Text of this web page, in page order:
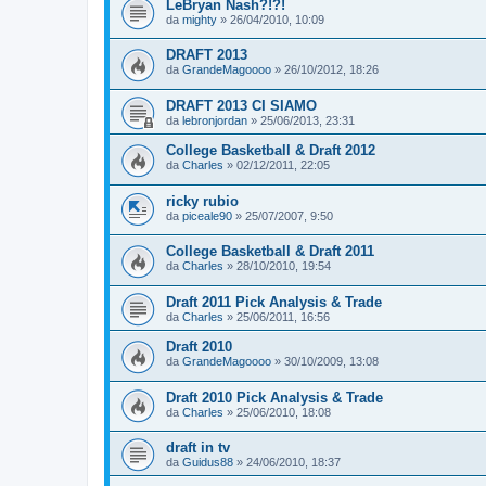
LeBryan Nash?!?!
da mighty » 26/04/2010, 10:09
DRAFT 2013
da GrandeMagoooo » 26/10/2012, 18:26
DRAFT 2013 CI SIAMO
da lebronjordan » 25/06/2013, 23:31
College Basketball & Draft 2012
da Charles » 02/12/2011, 22:05
ricky rubio
da piceale90 » 25/07/2007, 9:50
College Basketball & Draft 2011
da Charles » 28/10/2010, 19:54
Draft 2011 Pick Analysis & Trade
da Charles » 25/06/2011, 16:56
Draft 2010
da GrandeMagoooo » 30/10/2009, 13:08
Draft 2010 Pick Analysis & Trade
da Charles » 25/06/2010, 18:08
draft in tv
da Guidus88 » 24/06/2010, 18:37